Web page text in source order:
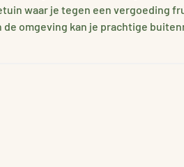
waar je tegen een vergoeding
omgeving kan je prachtige